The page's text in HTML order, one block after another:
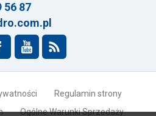
56 87
Regulamin strony
Ogólne Warunki Sprzedaży